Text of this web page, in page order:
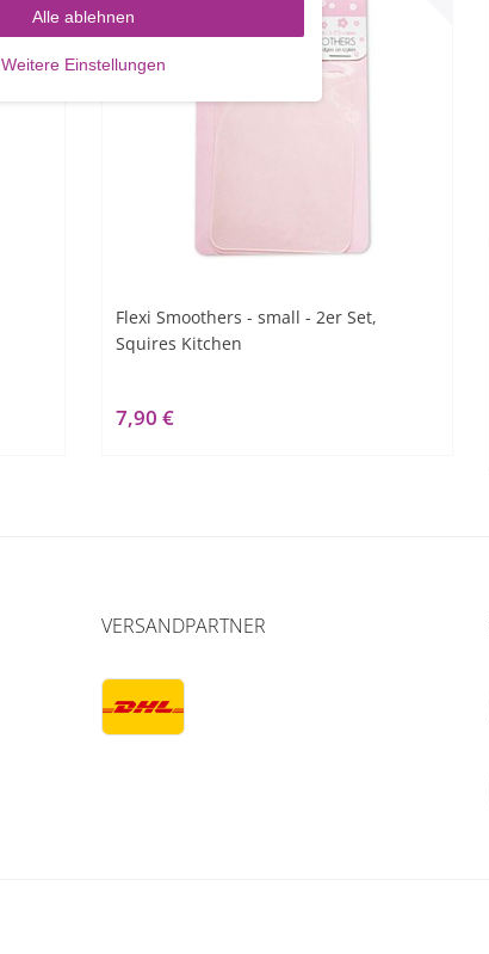
Flexi Smoothers - small - 2er Set,
Squires Kitchen
7,90 €
VERSANDPARTNER
Alle ablehnen
Weitere Einstellungen